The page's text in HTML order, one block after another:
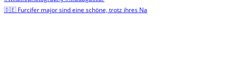
🇩🇪 Furcifer major sind eine schöne, trotz ihres Na